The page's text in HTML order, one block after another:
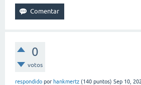
0
votos
respondido por hankmertz (140 puntos) Sep 10,